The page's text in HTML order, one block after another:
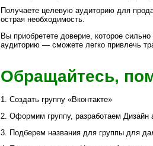
Получаете целевую аудиторию для
острая необходимость.
Вы приобретете доверие, которое
аудиторию — сможете легко привлечь
Обращайтесь,
1. Создать группу «Вконтакте»
2. Оформим группу, разработаем
3. Подберем названия для группы для